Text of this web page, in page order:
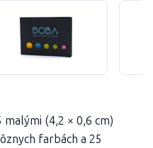
(4,2 × 0,6 cm)
farbách a 25